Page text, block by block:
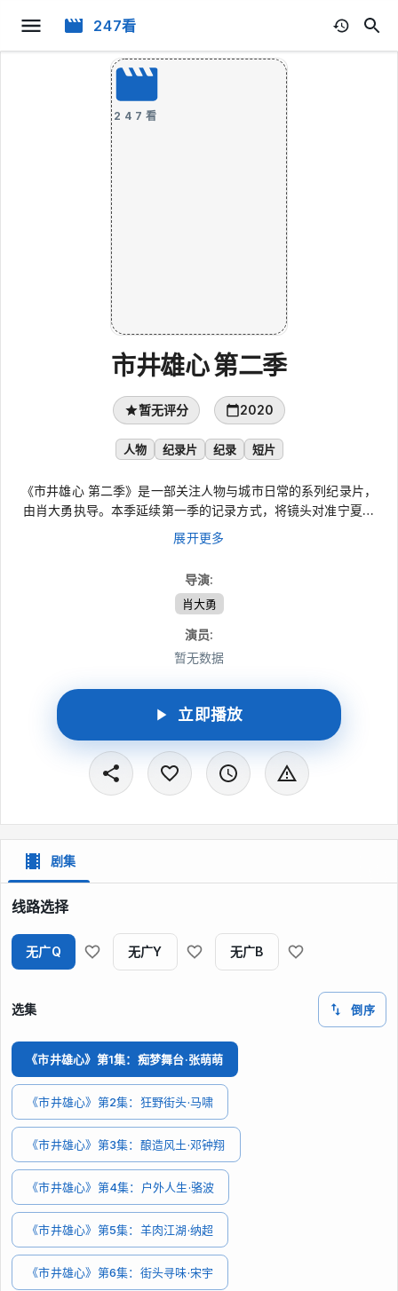
247看
247看
市井雄心 第二季
暂无评分 2020
人物 纪录片 纪录 短片
《市井雄心 第二季》是一部关注人物与城市日常的系列纪录片，
由肖大勇执导。本季延续第一季的记录方式，将镜头对准宁夏银
川，以真实的纪实手法走近不同人物，呈现他们在现实生活中追寻
梦想、努力前行的过程。作品由一吨兄弟纪录片实验室、宁夏大象
平实观察中勾勒银川人的逐梦之路。
展开更多
导演:
肖大勇
演员:
暂无数据
立即播放
剧集
线路选择
无广Q 无广Y 无广B
选集 倒序
《市井雄心》第1集：痴梦舞台·张萌萌
《市井雄心》第2集：狂野街头·马啸
《市井雄心》第3集：酿造风土·邓钟翔
《市井雄心》第4集：户外人生·骆波
《市井雄心》第5集：羊肉江湖·纳超
《市井雄心》第6集：街头寻味·宋宇